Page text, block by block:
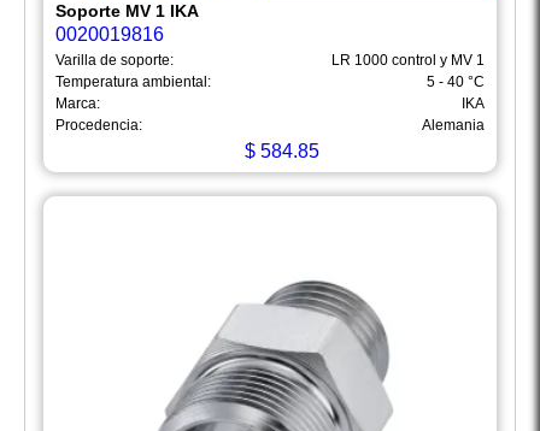
Soporte MV 1 IKA
0020019816
Varilla de soporte:
LR 1000 control y MV 1
Temperatura ambiental:
5 - 40 °C
Marca:
IKA
Procedencia:
Alemania
$ 584.85